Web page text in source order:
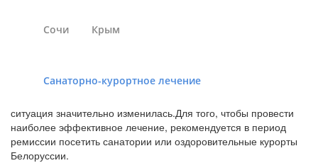
Сочи Крым
Санаторно-курортное лечение
нераспространенным заболеванием, которое встречалось
ситуация значительно изменилась.Для того, чтобы провести
наиболее эффективное лечение, рекомендуется в период
ремиссии посетить санатории или оздоровительные курорты
Белоруссии.